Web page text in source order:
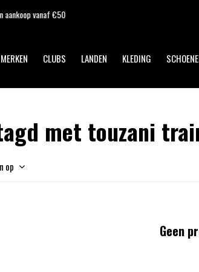
MERKEN CLUBS LANDEN KLEDING
met touzani
op
Geen